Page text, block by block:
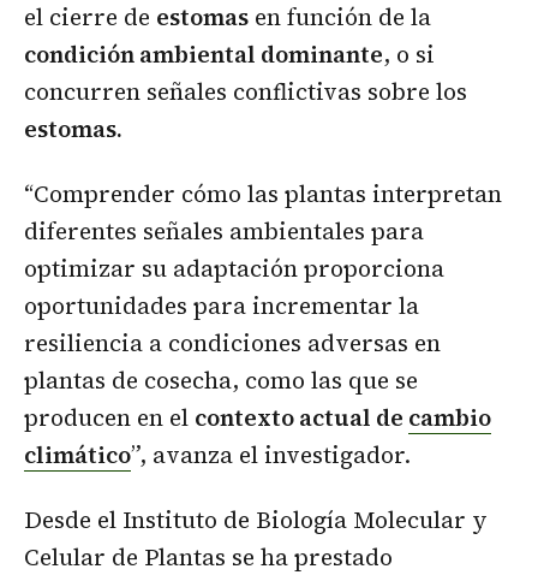
el cierre de estomas en función de la
condición ambiental dominante, o si
concurren señales conflictivas sobre los
estomas.
“Comprender cómo las plantas interpretan
diferentes señales ambientales para
optimizar su adaptación proporciona
oportunidades para incrementar la
resiliencia a condiciones adversas en
plantas de cosecha, como las que se
producen en el contexto actual de cambio
climático”, avanza el investigador.
Desde el Instituto de Biología Molecular y
Celular de Plantas se ha prestado